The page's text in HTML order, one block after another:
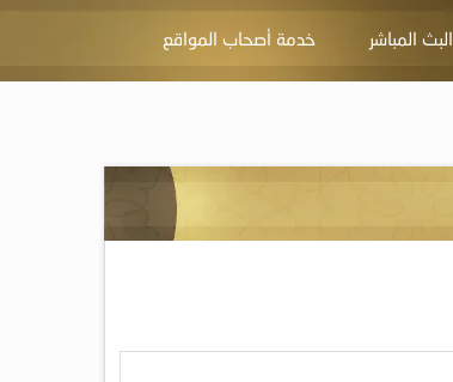
البث المباشر خدمة أصحاب المواقع